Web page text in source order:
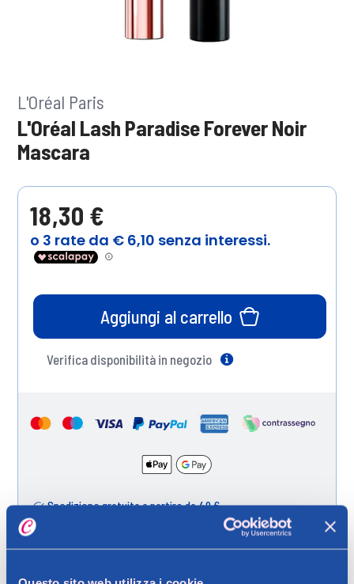
L'Oréal Paris
L'Oréal Lash Paradise Forever Noir
Mascara
18,30 €
Aggiungi al carrello
Verifica disponibilità in negozio
Spedizione gratuita a partire da 49 €
Ritiro in negozio gratuito per i clienti registrati